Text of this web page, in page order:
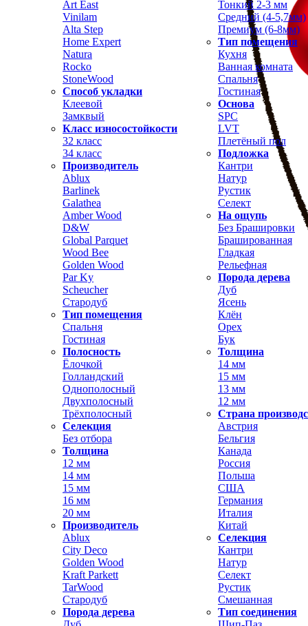
Art East
Vinilam
Alta Step
Home Expert
Natura
Rocko
StoneWood
Способ укладки
Клеевой
Замквый
Класс износостойкости
32 класс
34 класс
Тонкий 2-3 мм
Средний (4-5,7мм)
Премиум (6-8мм)
Тип помещения
Кухня
Ванная комната
Спальня
Гостиная
Основа
SPC
LVT
Плетёный пол
Подложка
Производитель
Ablux
Barlinek
Galathea
Amber Wood
D&W
Global Parquet
Wood Bee
Golden Wood
Par Ky
Scheucher
Стародуб
Тип помещения
Спальня
Гостиная
Полосность
Ёлочкой
Голландский
Однополосный
Двухполосный
Трёхполосный
Селекция
Без отбора
Кантри
Натур
Рустик
Селект
На ощупь
Без Брашировки
Брашированная
Гладкая
Рельефная
Порода дерева
Дуб
Ясень
Клён
Орех
Бук
Толщина
14 мм
15 мм
13 мм
12 мм
Страна
Австрия
Бельгия
Толщина
12 мм
14 мм
15 мм
16 мм
20 мм
Производитель
Ablux
City Deco
Golden Wood
Kraft Parkett
TarWood
Стародуб
Порода дерева
Канада
Россия
Польша
США
Германия
Италия
Китай
Селекция
Кантри
Натур
Селект
Рустик
Смешанная
Тип соединения